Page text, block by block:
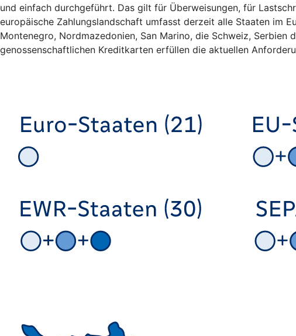
und einfach durchgeführt. Das gilt für Überweisungen, für
europäische Zahlungslandschaft umfasst derzeit alle Staaten im
Montenegro, Nordmazedonien, San Marino, die Schweiz,
genossenschaftlichen Kreditkarten erfüllen die aktuellen